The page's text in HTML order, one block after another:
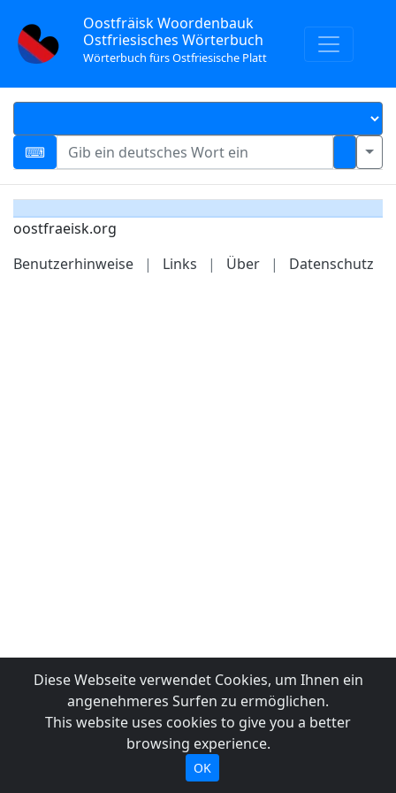
Oostfräisk Woordenbauk
Ostfriesisches Wörterbuch
Wörterbuch fürs Ostfriesische Platt
oostfraeisk.org
Benutzerhinweise
| Links | Über | Datenschutz
Diese Webseite verwendet Cookies, um Ihnen ein
angenehmeres Surfen zu ermöglichen.
This website uses cookies to give you a better
browsing experience.
OK